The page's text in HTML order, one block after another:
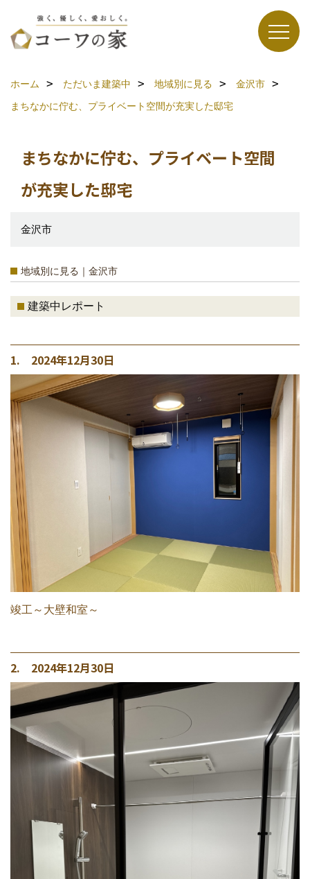
ホーム ただいま建築中 地域別に見る
金沢市
まちなかに佇む、プライベート空間が充実した邸宅
まちなかに佇む、プライベート空間
が充実した邸宅
金沢市
地域別に見る｜金沢市
建築中レポート
1. 2024年12月30日
竣工～大壁和室～
2. 2024年12月30日